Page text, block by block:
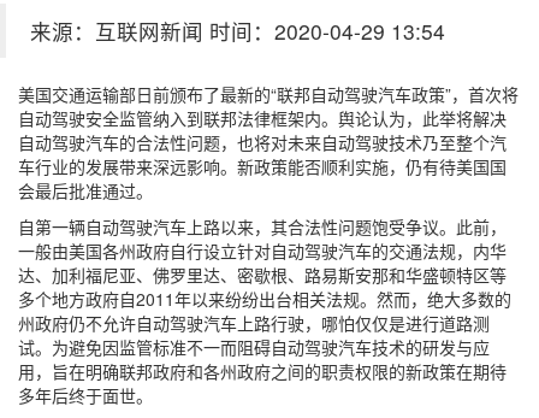
来源：互联网新闻 时间：2020-04-29 13:54
美国交通运输部日前颁布了最新的“联邦自动驾驶汽车政策”，首次将
自动驾驶安全监管纳入到联邦法律框架内。舆论认为，此举将解决
自动驾驶汽车的合法性问题，也将对未来自动驾驶技术乃至整个汽
车行业的发展带来深远影响。新政策能否顺利实施，仍有待美国国
会最后批准通过。
自第一辆自动驾驶汽车上路以来，其合法性问题饱受争议。此前，
一般由美国各州政府自行设立针对自动驾驶汽车的交通法规，内华
达、加利福尼亚、佛罗里达、密歇根、路易斯安那和华盛顿特区等
多个地方政府自2011年以来纷纷出台相关法规。然而，绝大多数的
州政府仍不允许自动驾驶汽车上路行驶，哪怕仅仅是进行道路测
试。为避免因监管标准不一而阻碍自动驾驶汽车技术的研发与应
用，旨在明确联邦政府和各州政府之间的职责权限的新政策在期待
多年后终于面世。